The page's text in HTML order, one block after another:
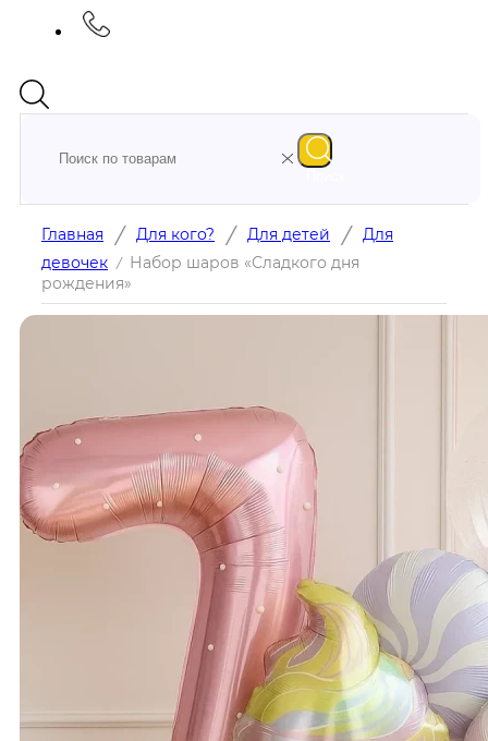
Главная / Для кого? / Для детей / Для
девочек / Набор шаров «Сладкого дня
рождения»